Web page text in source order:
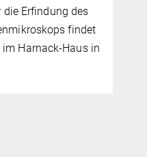
die Erfindung des
findet
Harnack-Haus in